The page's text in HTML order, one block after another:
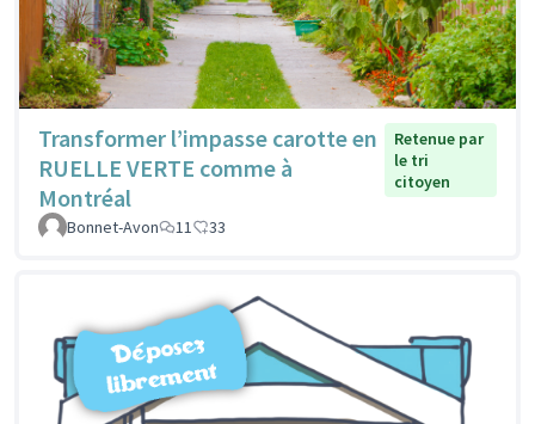
Transformer l’impasse carotte en
RUELLE VERTE comme à
Montréal
Retenue par
le tri
citoyen
Bonnet-Avon 11 33